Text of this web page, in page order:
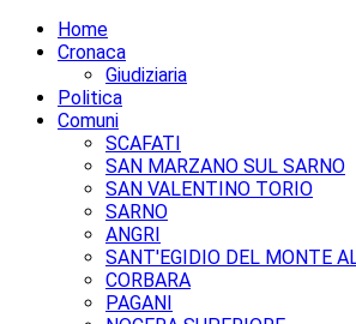
Home
Cronaca
Giudiziaria
Politica
Comuni
SCAFATI
SAN MARZANO SUL SARNO
SAN VALENTINO TORIO
SARNO
ANGRI
SANT'EGIDIO DEL MONTE
CORBARA
PAGANI